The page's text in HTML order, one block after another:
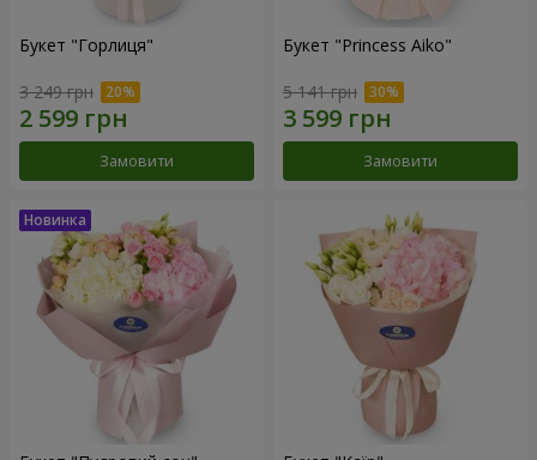
Букет "Горлиця"
3 249 грн
Замовити
Букет "Princess Aiko"
5 141 грн
Замовити